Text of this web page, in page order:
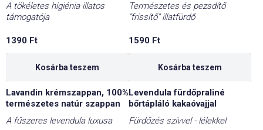
A tökéletes higiénia illatos
támogatója
1390 Ft
Kosárba teszem
Természetes és pezsdítő
"frissítő" illatfürdő
1590 Ft
Kosárba teszem
Lavandin krémszappan, 100%
természetes natúr szappan
A fűszeres levendula luxusa
Levendula fürdőpraliné
bőrtápláló kakaóvajjal
Fürdőzés szívvel - lélekkel